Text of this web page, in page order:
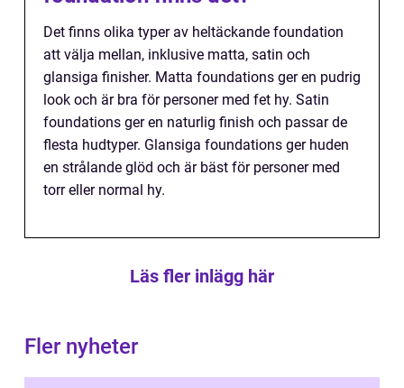
Det finns olika typer av heltäckande foundation
att välja mellan, inklusive matta, satin och
glansiga finisher. Matta foundations ger en pudrig
look och är bra för personer med fet hy. Satin
foundations ger en naturlig finish och passar de
flesta hudtyper. Glansiga foundations ger huden
en strålande glöd och är bäst för personer med
torr eller normal hy.
Läs fler inlägg här
Fler nyheter